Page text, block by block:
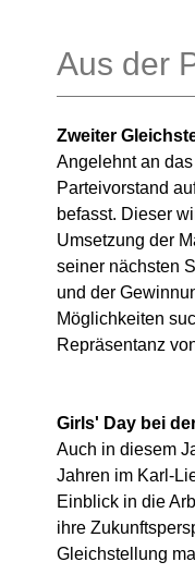
Aus der
Zweiter
Angelehnt an
Parteivorstand
befasst. Dieser
Umsetzung der
seiner nächsten
und der
Möglichkeiten
Repräsentanz
Girls' Day bei
Auch in diesem
Jahren im Karl-
Einblick in die
ihre
Gleichstellung